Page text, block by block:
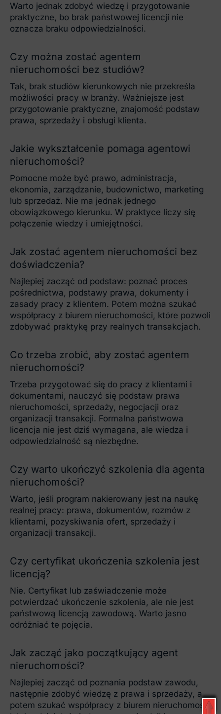
Warto jednak zdobyć wiedzę i przygotowanie
praktyczne, bo brak państwowej licencji nie
oznacza braku odpowiedzialności.
Czy można zostać agentem
nieruchomości bez studiów?
Tak, brak studiów kierunkowych nie przekreśla
możliwości pracy w branży. Ważniejsze jest
przygotowanie praktyczne, znajomość podstaw
prawa, sprzedaży i obsługi klienta.
Jakie wykształcenie pomaga agentowi
nieruchomości?
Pomocne może być prawo, administracja,
ekonomia, zarządzanie, budownictwo, marketing
lub sprzedaż. Nie ma jednak jednego
obowiązkowego kierunku. W praktyce liczy się
połączenie wiedzy i umiejętności.
Jak zostać agentem nieruchomości bez
doświadczenia?
Najlepiej zacząć od podstaw: poznać proces
pośrednictwa, podstawy prawa, dokumenty i
zasady pracy z klientem. Potem można szukać
współpracy z biurem nieruchomości, które pozwoli
zdobywać praktykę przy realnych transakcjach.
Co trzeba zrobić, aby zostać agentem
nieruchomości?
Trzeba przygotować się do pracy z klientami i
dokumentami, nauczyć się podstaw prawa
nieruchomości, sprzedaży, negocjacji oraz
organizacji transakcji. Formalna państwowa
licencja nie jest dziś wymagana, ale wiedza i
odpowiedzialność są niezbędne.
Czy warto ukończyć szkolenia dla agenta
nieruchomości?
Warto, jeśli program nakierowany jest na naukę
realnej pracy: prawa, dokumentów, rozmów z
klientami, pozyskiwania ofert, sprzedaży i
organizacji transakcji.
Czy certyfikat ukończenia szkolenia jest
licencją?
Nie. Certyfikat lub zaświadczenie może
potwierdzać ukończenie szkolenia, ale nie jest
państwową licencją zawodową. Warto jasno
odróżniać te pojęcia.
Jak zacząć jako początkujący agent
nieruchomości?
Najlepiej zacząć od poznania podstaw zawodu,
następnie zdobyć wiedzę z prawa i sprzedaży, a
potem szukać współpracy z biurem nieruchomości